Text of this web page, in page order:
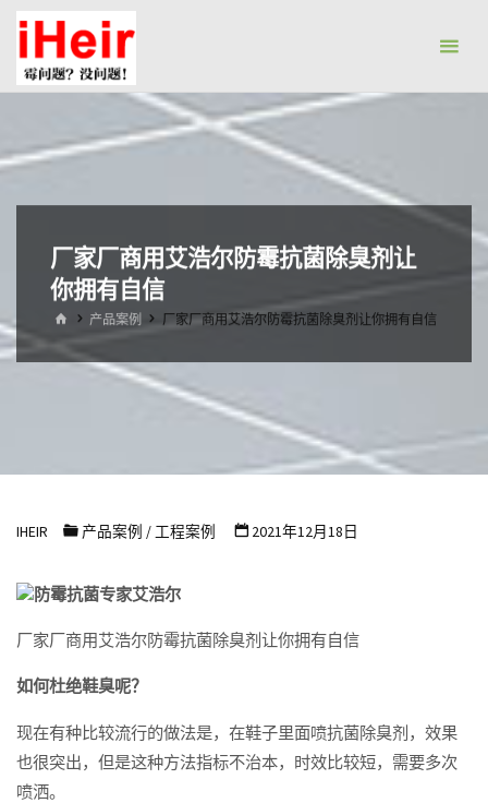
抗
水
剂|
干
剂-
艾
尔
霉
抗
技
有
厂家厂商用艾浩尔防霉抗菌除臭剂让
你拥有自信
首 产品案例 厂家厂商用艾浩尔防霉抗菌除臭剂让你拥有自信
IHEIR 产品案例 / 工程案例 2021年12月18日
防霉抗菌专家艾浩尔
厂家厂商用艾浩尔防霉抗菌除臭剂让你拥有自信
如何杜绝鞋臭呢？
现在有种比较流行的做法是，在鞋子里面喷抗菌除臭剂，效果
也很突出，但是这种方法指标不治本，时效比较短，需要多次
喷洒。